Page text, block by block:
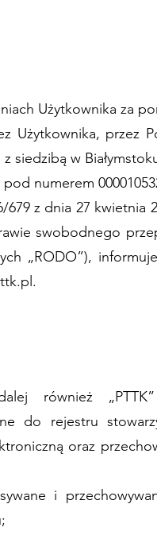
Użytkownika za
Użytkownika, przez
siedzibą w
numerem
z dnia 27 kwietnia
swobodnego
„RODO”),
również
do rejestru
oraz
i